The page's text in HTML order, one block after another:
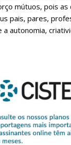
do Região de
terá acesso a
Escolha o plano
mútuos, pois as
pais, pares,
autonomia,